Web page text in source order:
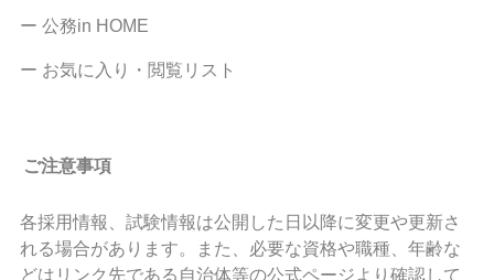
ー 公務in HOME
ー お気に入り・閲覧リスト
ご注意事項
各採用情報、試験情報は公開した日以降に変更や更新さ
れる場合があります。また、必要な資格や職種、年齢な
どはリンク先である自治体等の公式ページより確認して